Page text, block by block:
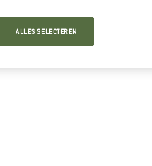
ALLES SELECTEREN